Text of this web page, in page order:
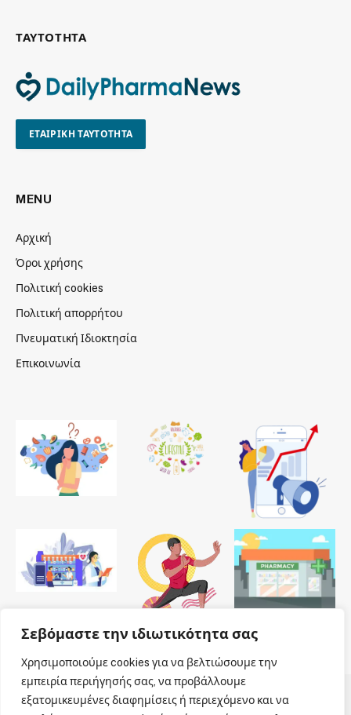
Σεβόμαστε την ιδιωτικότητα σας
Χρησιμοποιούμε cookies για να βελτιώσουμε την
εμπειρία περιήγησής σας, να προβάλλουμε
εξατομικευμένες διαφημίσεις ή περιεχόμενο και να
ΤΑΥΤΟΤΗΤΑ
ΕΤΑΙΡΙΚΗ ΤΑΥΤΟΤΗΤΑ
MENU
Αρχική
Όροι χρήσης
Πολιτική cookies
Πολιτική απορρήτου
Πνευματική Ιδιοκτησία
Επικοινωνία